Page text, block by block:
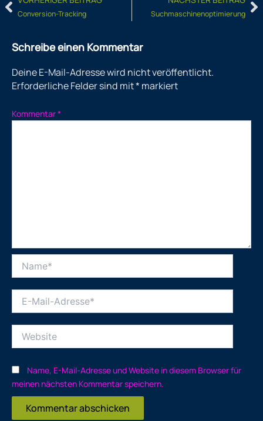
Conversion-Tracking Suchmaschinenoptimierung
Schreibe einen Kommentar
Deine E-Mail-Adresse wird nicht veröffentlicht.
Erforderliche Felder sind mit* markiert
Kommentar*
Mail-
Name, E-Mail-Adresse und Website in diesem Browser für
meinen nächsten Kommentar speichern.